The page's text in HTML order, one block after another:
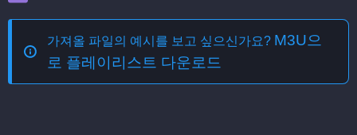
가져올 파일의 예시를 보고 싶으신가요? M3U으
로 플레이리스트 다운로드